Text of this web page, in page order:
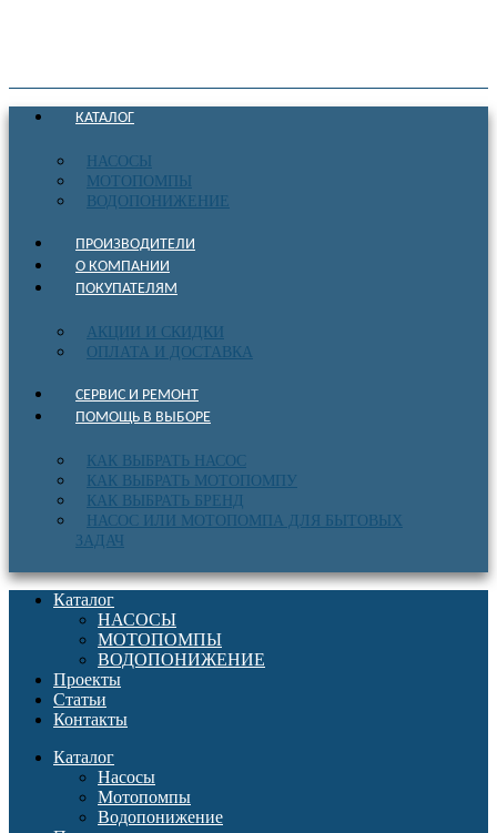
КАТАЛОГ
НАСОСЫ
МОТОПОМПЫ
ВОДОПОНИЖЕНИЕ
ПРОИЗВОДИТЕЛИ
О КОМПАНИИ
ПОКУПАТЕЛЯМ
АКЦИИ И СКИДКИ
ОПЛАТА И ДОСТАВКА
СЕРВИС И РЕМОНТ
ПОМОЩЬ В ВЫБОРЕ
КАК ВЫБРАТЬ НАСОС
КАК ВЫБРАТЬ МОТОПОМПУ
КАК ВЫБРАТЬ БРЕНД
НАСОС ИЛИ МОТОПОМПА ДЛЯ БЫТОВЫХ
ЗАДАЧ
Каталог
НАСОСЫ
МОТОПОМПЫ
ВОДОПОНИЖЕНИЕ
Проекты
Статьи
Контакты
Каталог
Насосы
Мотопомпы
Водопонижение